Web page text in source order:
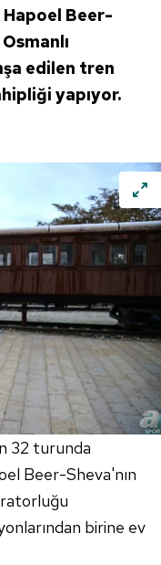
Hapoel Beer-
edilen tren
yapıyor.
32 turunda
Beer-Sheva'nın
birine ev